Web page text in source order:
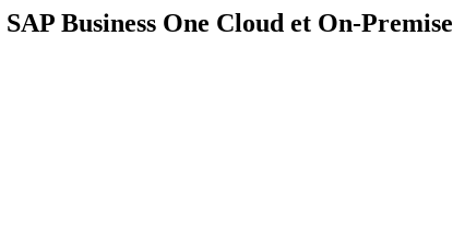
Business One Cloud et On-Premise